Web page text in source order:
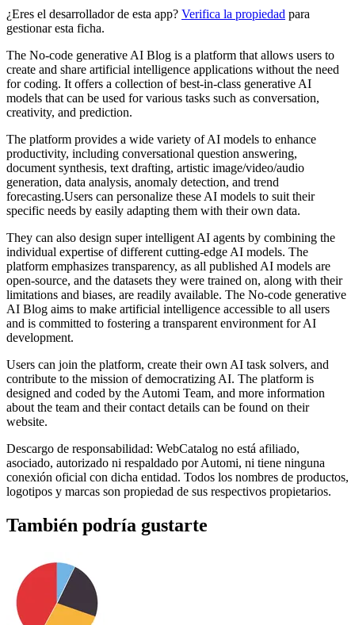
¿Eres el desarrollador de esta app? Verifica la propiedad para
gestionar esta ficha.
The No-code generative AI Blog is a platform that allows users to
create and share artificial intelligence applications without the need
for coding. It offers a collection of best-in-class generative AI
models that can be used for various tasks such as conversation,
creativity, and prediction.
The platform provides a wide variety of AI models to enhance
productivity, including conversational question answering,
document synthesis, text drafting, artistic image/video/audio
generation, data analysis, anomaly detection, and trend
forecasting.Users can personalize these AI models to suit their
specific needs by easily adapting them with their own data.
They can also design super intelligent AI agents by combining the
individual expertise of different cutting-edge AI models. The
platform emphasizes transparency, as all published AI models are
open-source, and the datasets they were trained on, along with their
limitations and biases, are readily available. The No-code generative
AI Blog aims to make artificial intelligence accessible to all users
and is committed to fostering a transparent environment for AI
development.
Users can join the platform, create their own AI task solvers, and
contribute to the mission of democratizing AI. The platform is
designed and coded by the Automi Team, and more information
about the team and their contact details can be found on their
website.
Descargo de responsabilidad: WebCatalog no está afiliado,
asociado, autorizado ni respaldado por Automi, ni tiene ninguna
conexión oficial con dicha entidad. Todos los nombres de productos,
logotipos y marcas son propiedad de sus respectivos propietarios.
También podría gustarte